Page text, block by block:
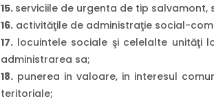
15. serviciile de urgenta de tip salvamont,
16.activităţile de administraţie social-
17.locuintele sociale şi celelalte unităţi
administrarea sa;
18.punerea in valoare, in interesul
teritoriale;